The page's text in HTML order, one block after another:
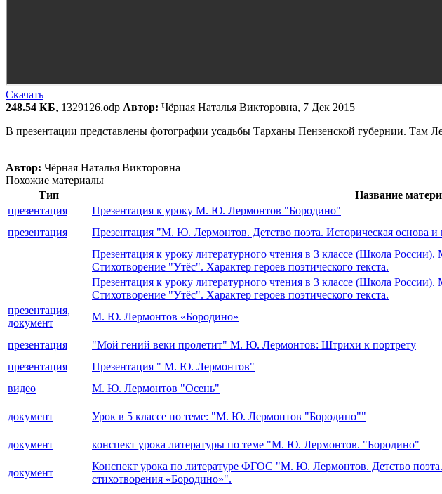
Скачать
248.54 КБ, 1329126.odp Автор: Чёрная Наталья Викторовна, 7 Дек 2015
В презентации представлены фотографии усадьбы Тарханы Пензенской губернии. Там
Автор: Чёрная Наталья Викторовна
Похожие материалы
Тип
Название
презентация
Презентация к уроку М. Ю. Лермонтов "Бородино"
презентация
Презентация "М. Ю. Лермонтов. Детство поэта. Историческая основа
Презентация к уроку литературного чтения в 3 классе (Школа
Стихотворение "Утёс". Характер героев поэтического текста.
Презентация к уроку литературного чтения в 3 классе (Школа
Стихотворение "Утёс". Характер героев поэтического текста.
презентация,
документ
М. Ю. Лермонтов «Бородино»
презентация "Мой гений веки пролетит" М. Ю. Лермонтов: Штрихи к портрету
презентация
Презентация " М. Ю. Лермонтов"
видео
М. Ю. Лермонтов "Осень"
документ Урок в 5 классе по теме: "М. Ю. Лермонтов "Бородино""
документ конспект урока литературы по теме "М. Ю. Лермонтов. "Бородино"
документ
Конспект урока по литературе ФГОС "М. Ю. Лермонтов. Детство
стихотворения «Бородино»".